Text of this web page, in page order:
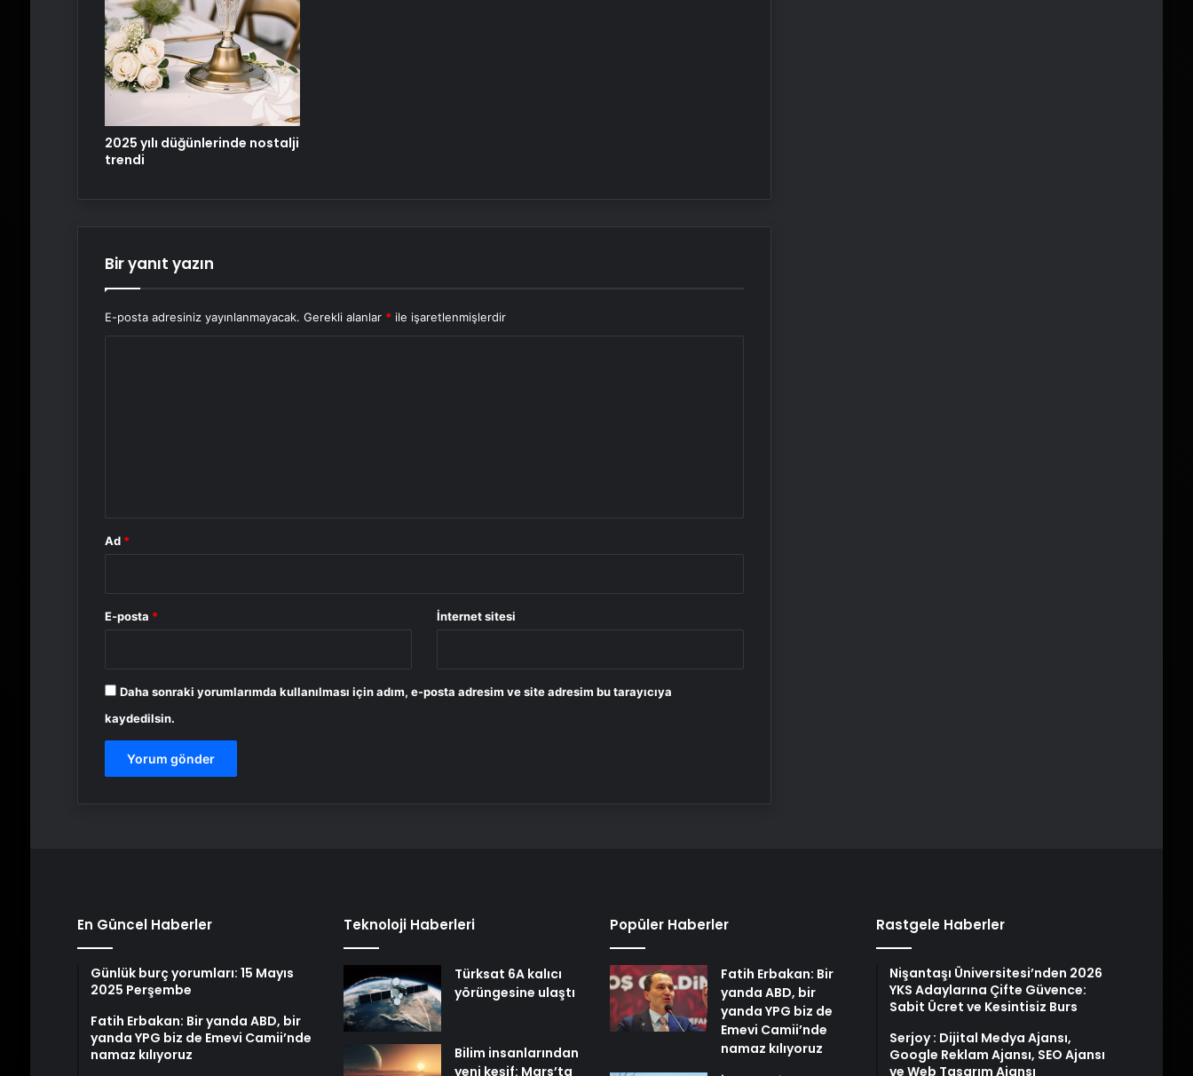
2025 yılı düğünlerinde nostalji
trendi
Bir yanıt yazın
E-posta adresiniz yayınlanmayacak. Gerekli alanlar * ile işaretlenmişlerdir
Ad *
E-posta * İnternet sitesi
Daha sonraki yorumlarımda kullanılması için adım, e-posta adresim ve site adresim bu tarayıcıya
kaydedilsin.
En Güncel Haberler
Günlük burç yorumları: 15 Mayıs
2025 Perşembe
Fatih Erbakan: Bir yanda ABD, bir
yanda YPG biz de Emevi Camii’nde
namaz kılıyoruz
Teknoloji Haberleri
Türksat 6A kalıcı
yörüngesine ulaştı
Bilim insanlarından
yeni keşif: Mars’ta
Popüler Haberler
Fatih Erbakan: Bir
yanda ABD, bir
yanda YPG biz de
Emevi Camii’nde
namaz kılıyoruz
Rastgele Haberler
Nişantaşı Üniversitesi’nden 2026
YKS Adaylarına Çifte Güvence:
Sabit Ücret ve Kesintisiz Burs
Serjoy : Dijital Medya Ajansı,
Google Reklam Ajansı, SEO Ajansı
ve Web Tasarım Ajansı